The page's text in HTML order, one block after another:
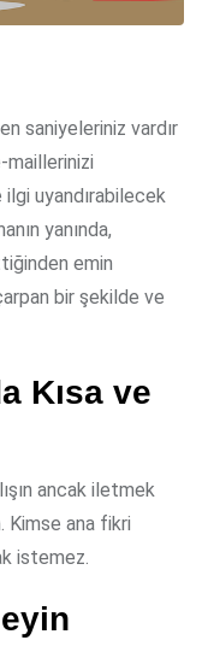
saniyeleriniz vardır
uyandırabilecek
yanında,
emin
bir şekilde ve
Kısa ve
ancak iletmek
Kimse ana fikri
istemez.